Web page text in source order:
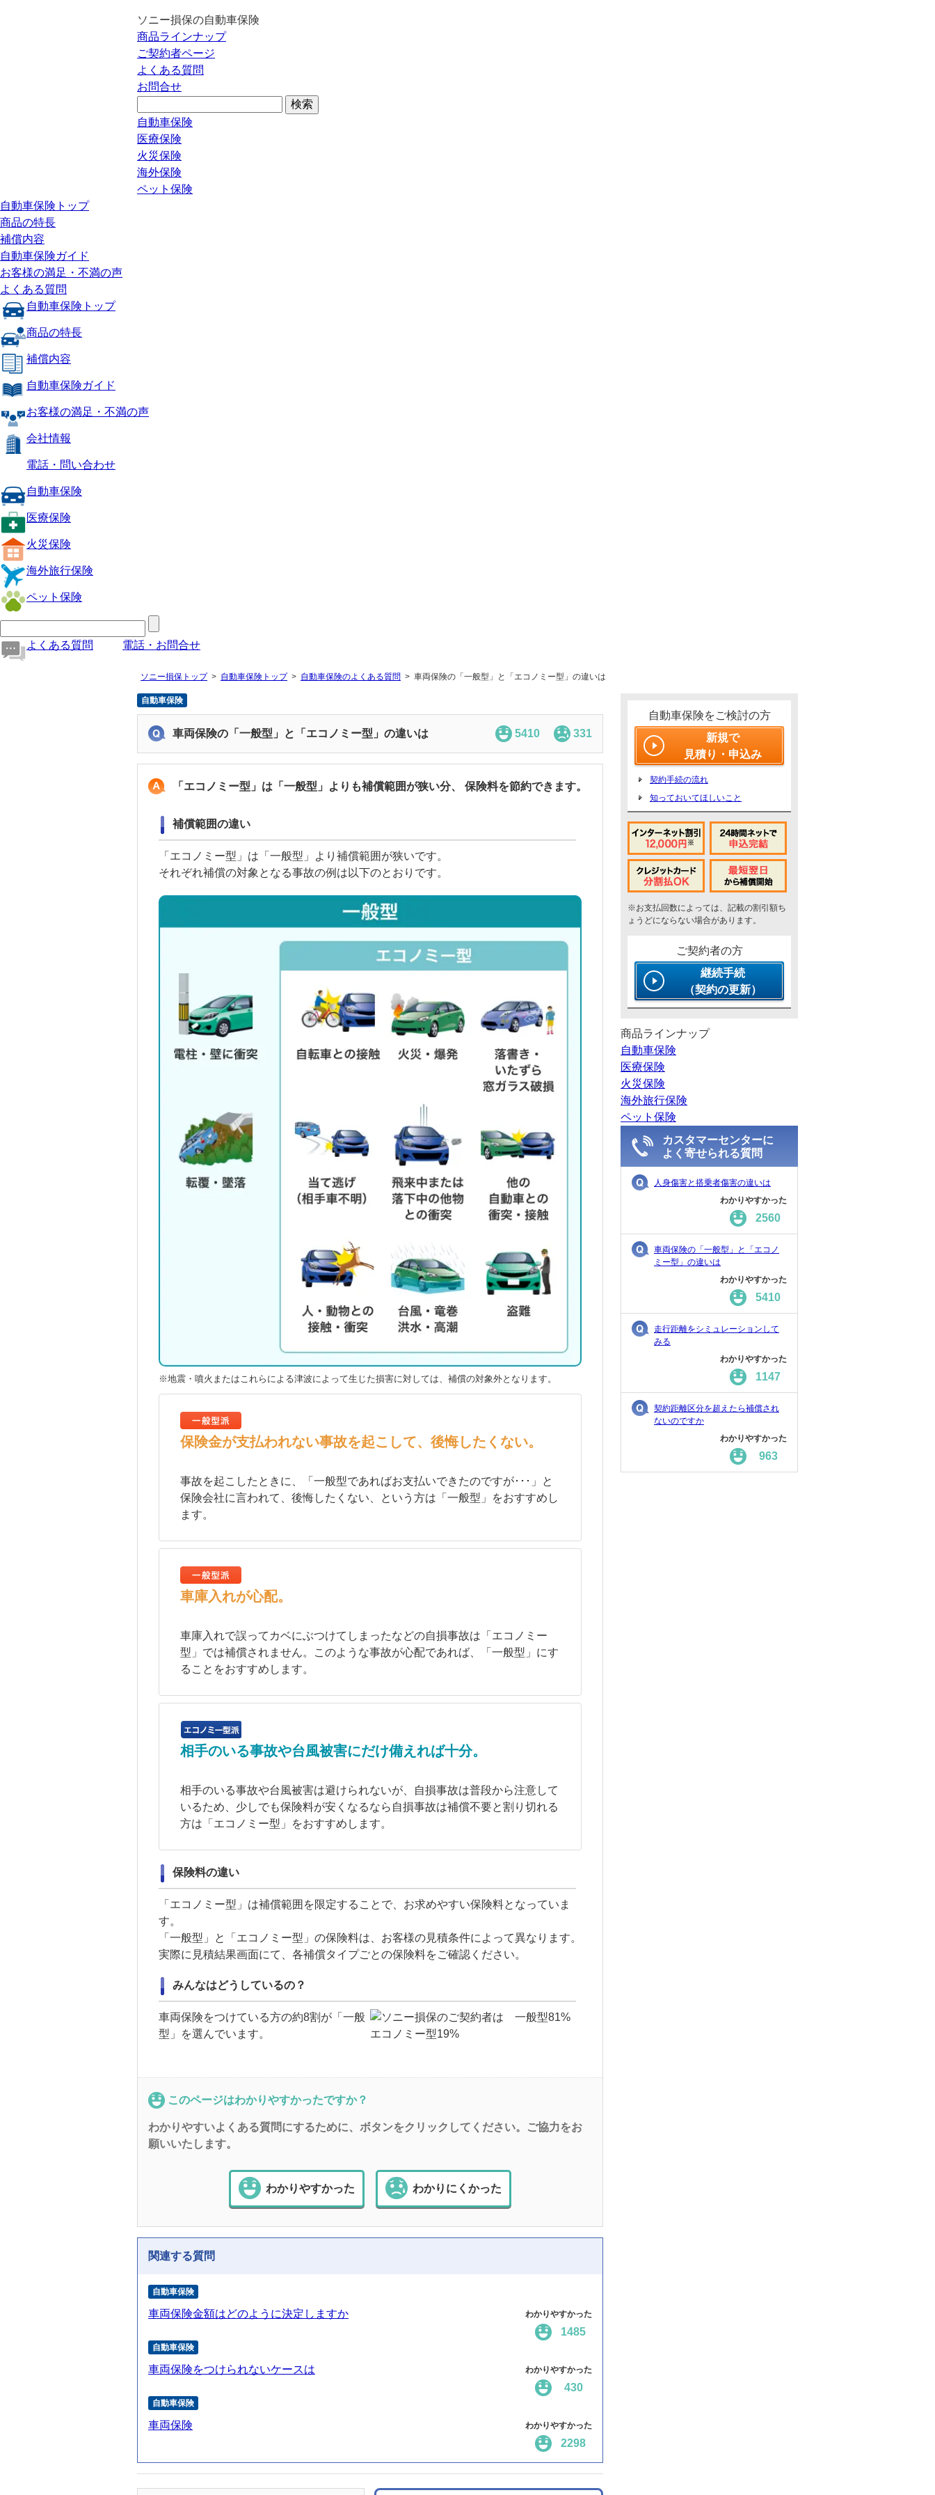
ソニー損保の自動車保険
商品ラインナップ
ご契約者ページ
よくある質問
お問合せ
自動車保険
医療保険
火災保険
海外保険
ペット保険
自動車保険トップ
商品の特長
補償内容
自動車保険ガイド
お客様の満足・不満の声
よくある質問
自動車保険トップ
商品の特長
補償内容
自動車保険ガイド
お客様の満足・不満の声
会社情報
電話・問い合わせ
自動車保険
医療保険
火災保険
海外旅行保険
ペット保険
よくある質問 電話・お問合せ
ソニー損保トップ 自動車保険トップ 自動車保険のよくある質問 車両保険の「一般型」と「エコノミー型」の違いは
自動車保険
車両保険の「一般型」と「エコノミー型」の違いは 5410 331
「エコノミー型」は「一般型」よりも補償範囲が狭い分、 保険料を節約できます。
補償範囲の違い
「エコノミー型」は「一般型」より補償範囲が狭いです。
それぞれ補償の対象となる事故の例は以下のとおりです。
※地震・噴火またはこれらによる津波によって生じた損害に対しては、補償の対象外となります。
保険金が支払われない事故を起こして、後悔したくない。
事故を起こしたときに、「一般型であればお支払いできたのですが･･･」と
保険会社に言われて、後悔したくない、という方は「一般型」をおすすめし
ます。
車庫入れが心配。
車庫入れで誤ってカベにぶつけてしまったなどの自損事故は「エコノミー
型」では補償されません。このような事故が心配であれば、「一般型」にす
ることをおすすめします。
相手のいる事故や台風被害にだけ備えれば十分。
相手のいる事故や台風被害は避けられないが、自損事故は普段から注意して
いるため、少しでも保険料が安くなるなら自損事故は補償不要と割り切れる
方は「エコノミー型」をおすすめします。
保険料の違い
「エコノミー型」は補償範囲を限定することで、お求めやすい保険料となっていま
す。
「一般型」と「エコノミー型」の保険料は、お客様の見積条件によって異なります。
実際に見積結果画面にて、各補償タイプごとの保険料をご確認ください。
みんなはどうしているの？
車両保険をつけている方の約8割が「一般
型」を選んでいます。
このページはわかりやすかったですか？
わかりやすいよくある質問にするために、ボタンをクリックしてください。ご協力をお
願いいたします。
わかりやすかった わかりにくかった
関連する質問
自動車保険
車両保険金額はどのように決定しますか わかりやすかった
1485
自動車保険
車両保険をつけられないケースは わかりやすかった
430
自動車保険
車両保険 わかりやすかった
2298
自動車保険をご検討の方
新規で
見積り・申込み
契約手続の流れ
知っておいてほしいこと
※お支払回数によっては、記載の割引額ち
ょうどにならない場合があります。
ご契約者の方
継続手続
（契約の更新）
商品ラインナップ
自動車保険
医療保険
火災保険
海外旅行保険
ペット保険
カスタマーセンターに
よく寄せられる質問
人身傷害と搭乗者傷害の違いは
わかりやすかった
2560
車両保険の「一般型」と「エコノ
ミー型」の違いは
わかりやすかった
5410
走行距離をシミュレーションして
みる
わかりやすかった
1147
契約距離区分を超えたら補償され
ないのですか
わかりやすかった
963